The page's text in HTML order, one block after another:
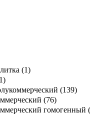
(1)
)
(139)
(76)
гомогенный (